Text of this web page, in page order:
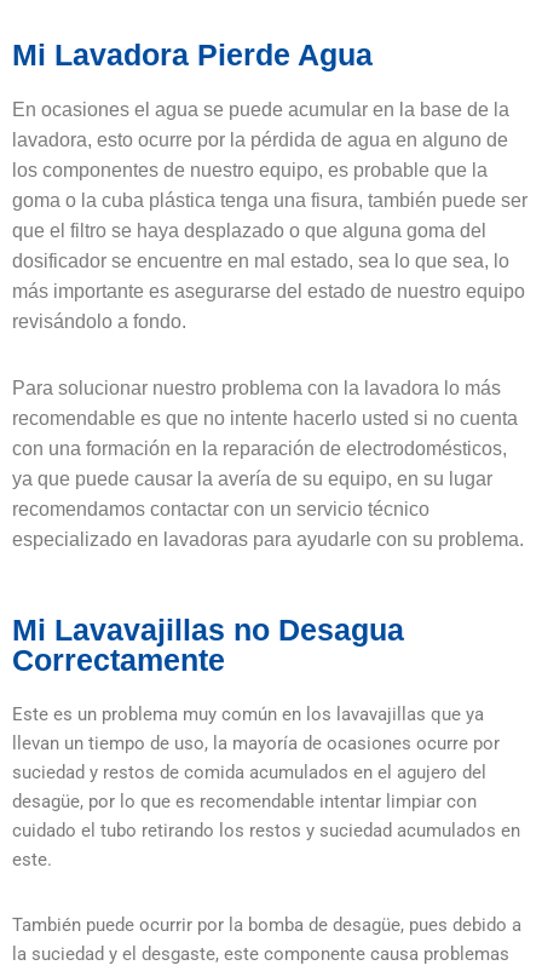
Mi Lavadora Pierde Agua
En ocasiones el agua se puede acumular en la base de la
lavadora, esto ocurre por la pérdida de agua en alguno de
los componentes de nuestro equipo, es probable que la
goma o la cuba plástica tenga una fisura, también puede ser
que el filtro se haya desplazado o que alguna goma del
dosificador se encuentre en mal estado, sea lo que sea, lo
más importante es asegurarse del estado de nuestro equipo
revisándolo a fondo.
Para solucionar nuestro problema con la lavadora lo más
recomendable es que no intente hacerlo usted si no cuenta
con una formación en la reparación de electrodomésticos,
ya que puede causar la avería de su equipo, en su lugar
recomendamos contactar con un servicio técnico
especializado en lavadoras para ayudarle con su problema.
Mi Lavavajillas no Desagua
Correctamente
Este es un problema muy común en los lavavajillas que ya
llevan un tiempo de uso, la mayoría de ocasiones ocurre por
suciedad y restos de comida acumulados en el agujero del
desagüe, por lo que es recomendable intentar limpiar con
cuidado el tubo retirando los restos y suciedad acumulados en
este.
También puede ocurrir por la bomba de desagüe, pues debido a
la suciedad y el desgaste, este componente causa problemas